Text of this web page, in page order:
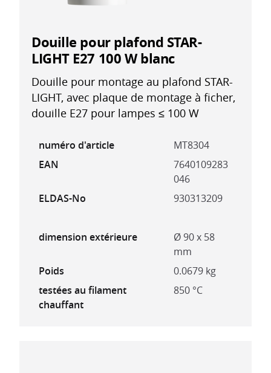
Douille pour plafond STAR-
LIGHT E27 100 W blanc
Douille pour montage au plafond STAR-
LIGHT, avec plaque de montage à ficher,
douille E27 pour lampes ≤ 100 W
numéro d'article
MT8304
EAN
7640109283
046
ELDAS-No
930313209
dimension extérieure
Ø 90 x 58
mm
Poids
0.0679 kg
testées au filament
chauffant
850 °C